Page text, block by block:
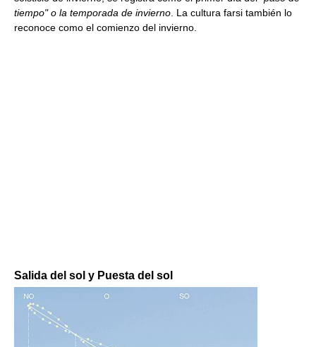
tiempo" o la temporada de invierno. La cultura farsi también lo
reconoce como el comienzo del invierno.
Salida del sol y Puesta del sol